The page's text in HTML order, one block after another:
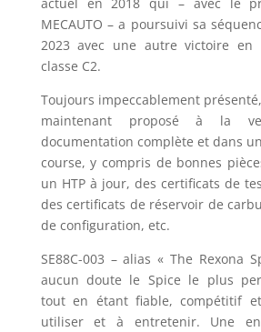
MECAUTO – a poursuivi sa
2023 avec une autre victoire en
classe C2.
Toujours impeccablement
maintenant proposé à la
documentation complète et dans
course, y compris de bonnes
un HTP à jour, des certificats de
des certificats de réservoir de
de configuration, etc.
SE88C-003 – alias « The Rexona
aucun doute le Spice le plus
tout en étant fiable, compétitif
utiliser et à entretenir. Une